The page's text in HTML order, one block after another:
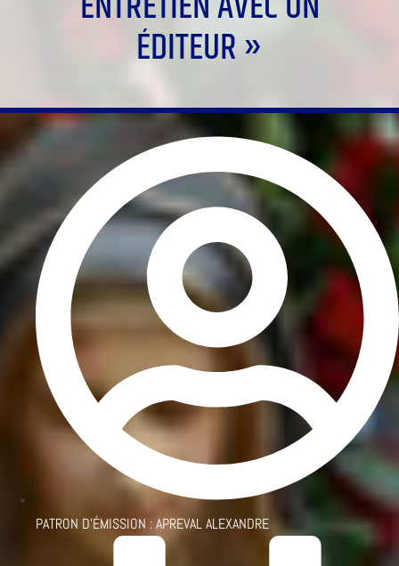
ÉDITEUR »
PATRON D'ÉMISSION :APREVAL ALEXANDRE